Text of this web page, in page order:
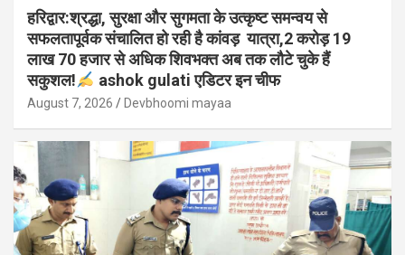
हरिद्वार:श्रद्धा, सुरक्षा और सुगमता के उत्कृष्ट समन्वय से
सफलतापूर्वक संचालित हो रही है कांवड़ यात्रा,2 करोड़ 19
लाख 70 हजार से अधिक शिवभक्त अब तक लौटे चुके हैं
सकुशल!
ashok gulati एडिटर इन चीफ
August 7, 2026 Devbhoomi mayaa